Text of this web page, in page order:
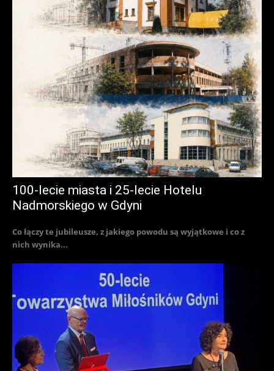
100-lecie miasta i 25-lecie Hotelu
Nadmorskiego w Gdyni
Co łączy te jubileusze, z jakiego powodu są wyjątkowe i co z
nich wynika...